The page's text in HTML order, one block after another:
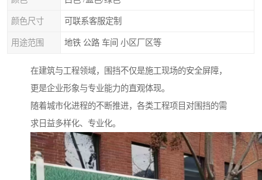
颜色尺寸 可联系客服定制
用途范围 地铁 公路 车间 小区厂区等
在建筑与工程领域，围挡不仅是施工现场的安全屏障，
更是企业形象与专业能力的直观体现。
随着城市化进程的不断推进，各类工程项目对围挡的需
求日益多样化、专业化。